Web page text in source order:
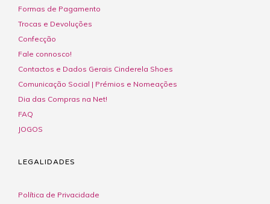
Formas de Pagamento
Trocas e Devoluções
Confecção
Fale connosco!
Contactos e Dados Gerais Cinderela Shoes
Comunicação Social | Prémios e Nomeações
Dia das Compras na Net!
FAQ
JOGOS
LEGALIDADES
Política de Privacidade